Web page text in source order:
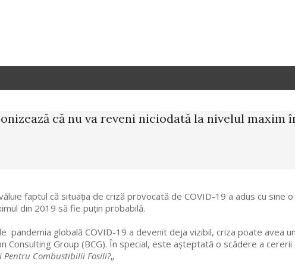
că nu va reveni niciodată la nivelul maxim
faptul că situația de criză provocată de COVID-19 a adus cu
din 2019 să fie puțin probabilă.
pandemia globală COVID-19 a devenit deja vizibil, criza poate avea
Consulting Group (BCG). În special, este așteptată o scădere a
Pentru Combustibilii Fosili?„